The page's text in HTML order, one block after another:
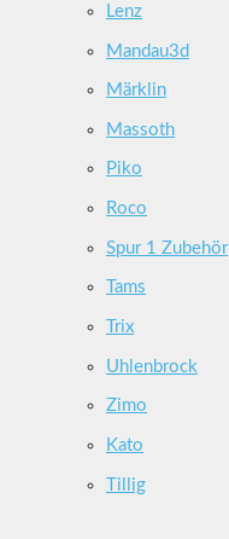
Lenz
Mandau3d
Märklin
Massoth
Piko
Roco
Spur 1 Zubehör
Tams
Trix
Uhlenbrock
Zimo
Kato
Tillig